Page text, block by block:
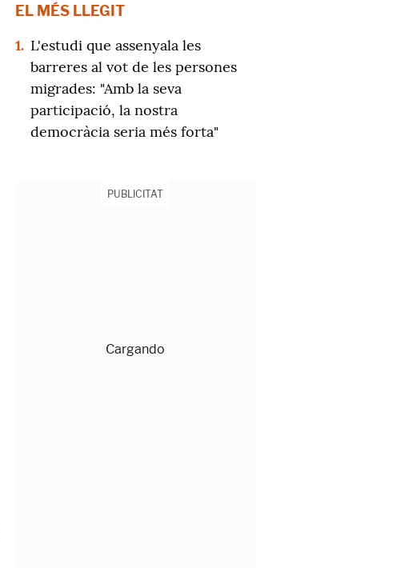
EL MÉS LLEGIT
1. L'estudi que assenyala les
barreres al vot de les persones
migrades: "Amb la seva
participació, la nostra
democràcia seria més forta"
PUBLICITAT